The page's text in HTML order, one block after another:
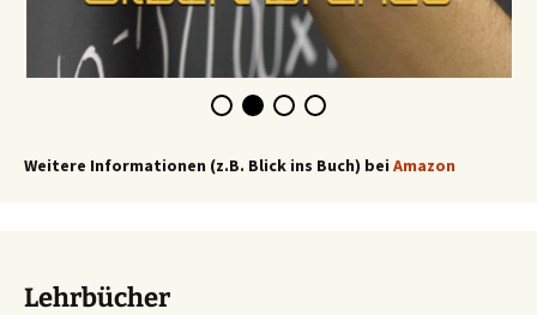
Weitere Informationen (z.B. Blick ins Buch) bei Amazon
Lehrbücher